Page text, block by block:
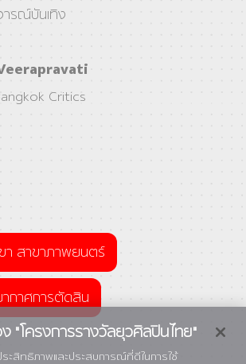
รณ์บันเทิง
Critics
สาขาภาพยนตร์
กาศการตัดสิน
"โครงการรางวัลยุวศิลปินไทย"
ระสิทธิภาพและประสบการณ์ที่ดีในการใช้